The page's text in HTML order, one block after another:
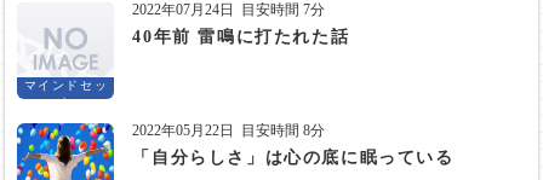
マインドセッ
ト
2022年07月24日 目安時間 7分
40年前 雷鳴に打たれた話
2022年05月22日 目安時間 8分
「自分らしさ」は心の底に眠っている